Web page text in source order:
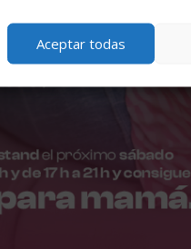
Aceptar todas